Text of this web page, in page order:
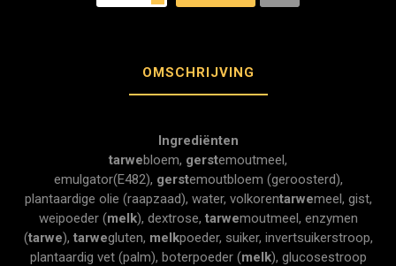
OMSCHRIJVING
Ingrediënten
tarwebloem, gerstemoutmeel,
emulgator(E482), gerstemoutbloem (geroosterd),
plantaardige olie (raapzaad), water, volkorentarwemeel, gist,
weipoeder (melk), dextrose, tarwemoutmeel, enzymen
(tarwe), tarwegluten, melkpoeder, suiker, invertsuikerstroop,
plantaardig vet (palm), boterpoeder (melk), glucosestroop